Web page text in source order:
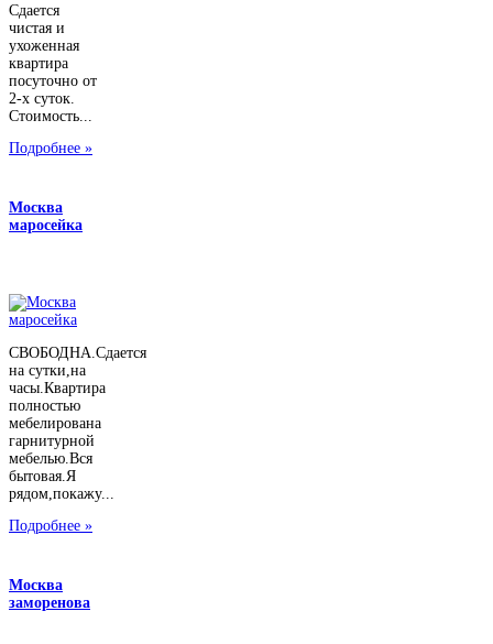
Сдается
чистая и
ухоженная
квартира
посуточно от
2-х суток.
Стоимость...
Подробнее »
Москва
маросейка
СВОБОДНА.Сдается
на сутки,на
часы.Квартира
полностью
мебелирована
гарнитурной
мебелью.Вся
бытовая.Я
рядом,покажу...
Подробнее »
Москва
заморенова